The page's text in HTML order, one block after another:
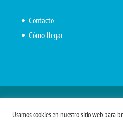
Contacto
Cómo llegar
Menús Grupos 2023 Menú APV
Usamos cookies en nuestro sitio web para